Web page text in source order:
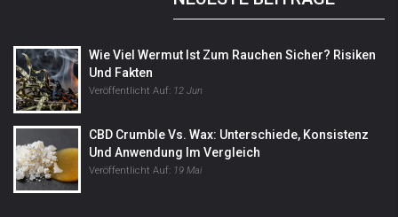
Wie Viel Wermut Ist Zum Rauchen Sicher? Risiken
Und Fakten
Veröffentlicht Auf: 12 Jun
CBD Crumble Vs. Wax: Unterschiede, Konsistenz
Und Anwendung Im Vergleich
Veröffentlicht Auf: 19 Mai